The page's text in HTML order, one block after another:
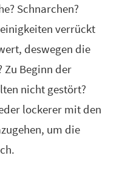
Schnarchen?
verrückt
deswegen die
Zu Beginn der
nicht gestört?
lockerer mit den
um die